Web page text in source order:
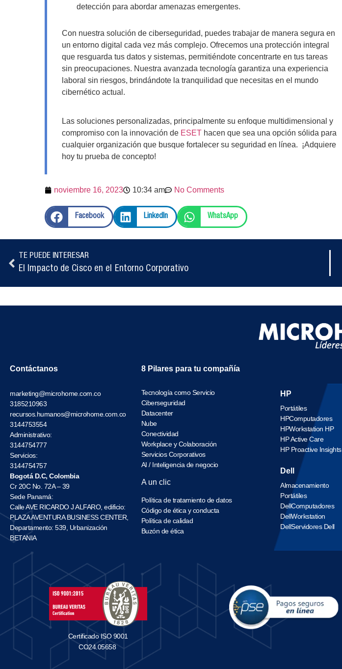
detección para abordar amenazas emergentes.
Con nuestra solución de ciberseguridad, puedes trabajar de manera segura en
un entorno digital cada vez más complejo. Ofrecemos una protección integral
que resguarda tus datos y sistemas, permitiéndote concentrarte en tus tareas
sin preocupaciones. Nuestra avanzada tecnología garantiza una experiencia
laboral sin riesgos, brindándote la tranquilidad que necesitas en el mundo
cibernético actual.
Las soluciones personalizadas, principalmente su enfoque multidimensional y
compromiso con la innovación de ESET hacen que sea una opción sólida para
cualquier organización que busque fortalecer su seguridad en línea. ¡Adquiere
hoy tu prueba de concepto!
noviembre 16, 2023 10:34 am No Comments
Facebook LinkedIn WhatsApp
TE PUEDE INTERESAR
El Impacto de Cisco en el Entorno Corporativo
Contáctanos
marketing@microhome.com.co
3185210963
recursos.humanos@microhome.com.co
3144753554
Administrativo:
3144754777
Servicios:
3144754757
Bogotá D.C, Colombia
Cr 20C No. 72A – 39
Sede Panamá:
Calle AVE RICARDO J ALFARO, edificio:
PLAZA AVENTURA BUSINESS CENTER,
Departamento: 539, Urbanización
BETANIA
8 Pilares para tu compañía
Tecnología como Servicio
Ciberseguridad
Datacenter
Nube
Conectividad
Workplace y Colaboración
Servicios Corporativos
AI / Inteligencia de negocio
A un clic
Política de tratamiento de datos
Código de ética y conducta
Política de calidad
Buzón de ética
HP
Portátiles
HPComputadores
HPWorkstation HP
HP Active Care
HP Proactive Insights
Dell
Almacenamiento
Portátiles
DellComputadores
DellWorkstation
DellServidores Dell
Certificado ISO 9001
CO24.05658